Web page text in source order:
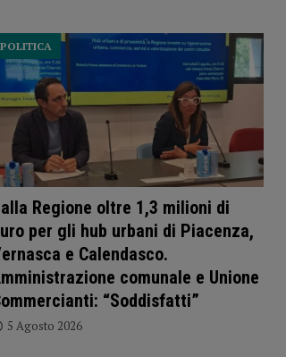
Regione oltre 1,3 milioni di
per gli hub urbani di Piacenza,
e Calendasco.
comunale e Unione
“Soddisfatti”
POLITICA
5 Agosto 2026